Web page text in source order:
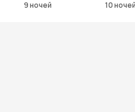
9 ночей 10 ночей